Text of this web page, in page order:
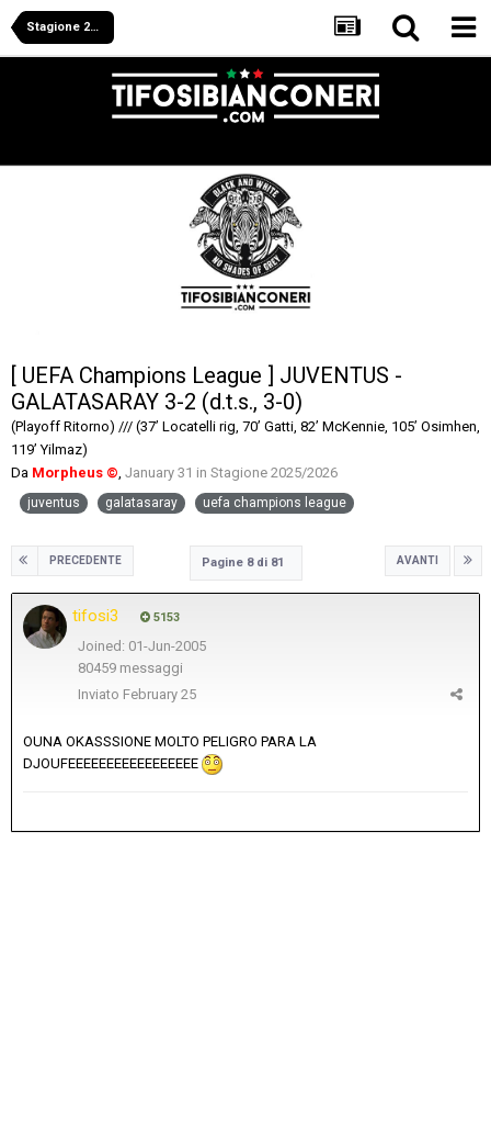
Stagione 2025/2026
[ UEFA Champions League ] JUVENTUS -
GALATASARAY 3-2 (d.t.s., 3-0)
(Playoff Ritorno) /// (37’ Locatelli rig, 70’ Gatti, 82’ McKennie, 105’ Osimhen,
119’ Yilmaz)
Da Morpheus ©, January 31 in Stagione 2025/2026
juventus galatasaray uefa champions league
PRECEDENTE AVANTI
Pagine 8 di 81
tifosi3 5153
Joined: 01-Jun-2005
80459 messaggi
Inviato February 25
OUNA OKASSSIONE MOLTO PELIGRO PARA LA
DJOUFEEEEEEEEEEEEEEEEE